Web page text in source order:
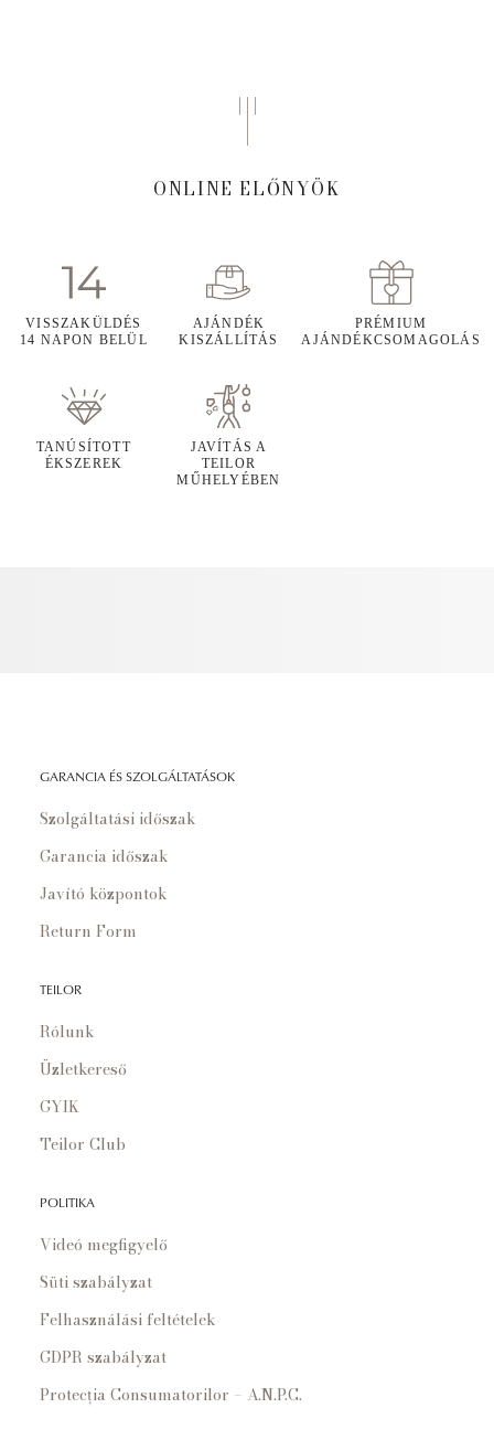
ONLINE ELŐNYÖK
VISSZAKÜLDÉS
14 NAPON BELÜL
AJÁNDÉK
KISZÁLLÍTÁS
PRÉMIUM
AJÁNDÉKCSOMAGOLÁS
TANÚSÍTOTT
ÉKSZEREK
JAVÍTÁS A
TEILOR
MŰHELYÉBEN
GARANCIA ÉS SZOLGÁLTATÁSOK
Szolgáltatási időszak
Garancia időszak
Javító központok
Return Form
TEILOR
Rólunk
Üzletkereső
GYIK
Teilor Club
POLITIKA
Videó megfigyelő
Süti szabályzat
Felhasználási feltételek
GDPR szabályzat
Protecția Consumatorilor – A.N.P.C.